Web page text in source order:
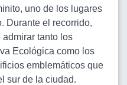
uno de los lugares
Durante el recorrido,
tanto los
Ecológica como los
emblemáticos que
sur de la ciudad.